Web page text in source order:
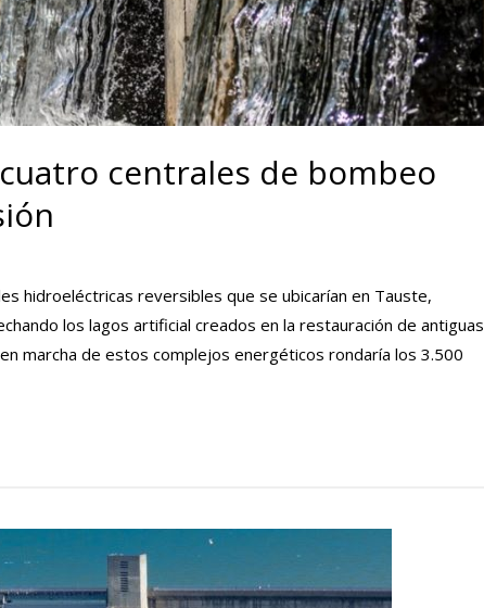
centrales de bombeo
hidroeléctricas reversibles que se ubicarían en Tauste,
los lagos artificial creados en la restauración de antiguas
marcha de estos complejos energéticos rondaría los 3.500